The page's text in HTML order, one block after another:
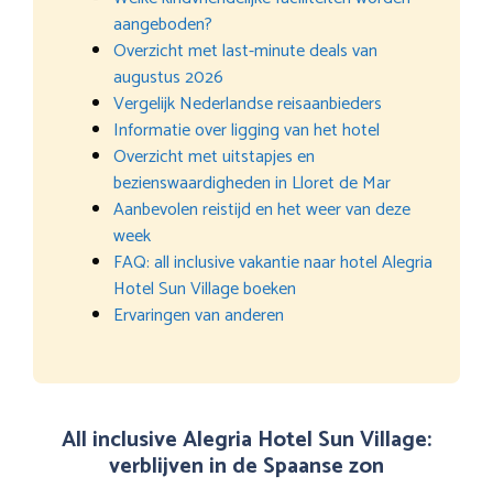
aangeboden?
Overzicht met last-minute deals van
augustus 2026
Vergelijk Nederlandse reisaanbieders
Informatie over ligging van het hotel
Overzicht met uitstapjes en
bezienswaardigheden in Lloret de Mar
Aanbevolen reistijd en het weer van deze
week
FAQ: all inclusive vakantie naar hotel Alegria
Hotel Sun Village boeken
Ervaringen van anderen
All inclusive Alegria Hotel Sun Village:
verblijven in de Spaanse zon